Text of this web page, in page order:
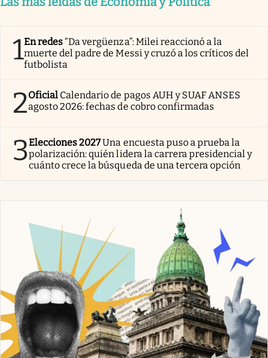
1En redes“Da vergüenza”: Milei reaccionó a la
muerte del padre de Messi y cruzó a los críticos del
futbolista
2Oficial Calendario de pagos AUH y SUAF ANSES
agosto 2026: fechas de cobro confirmadas
3Elecciones 2027Una encuesta puso a prueba la
polarización: quién lidera la carrera presidencial y
cuánto crece la búsqueda de una tercera opción